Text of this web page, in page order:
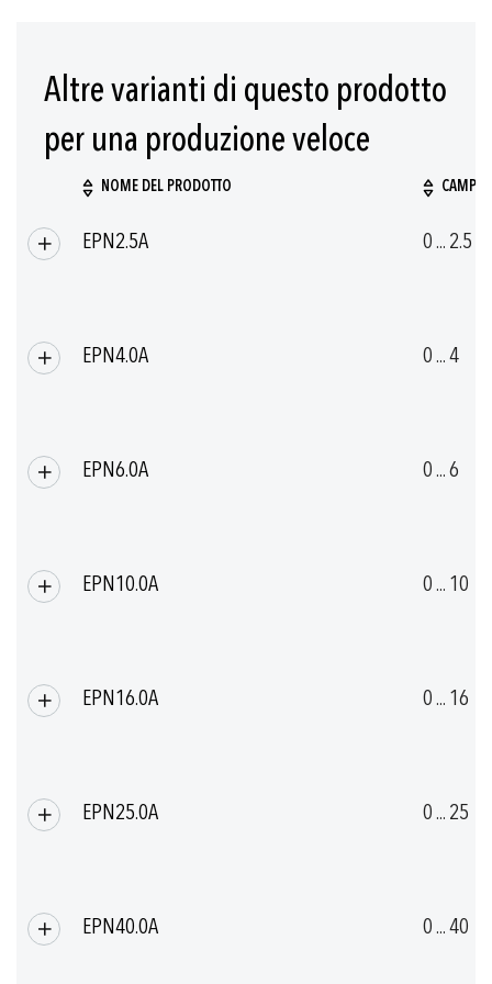
-40°C ... +125°C
Altre varianti di questo prodotto
per una produzione veloce
raggruppati
NOME DEL PRODOTTO CAMPO
EPN2.5A 0 ... 2.5
EPN4.0A 0 ... 4
EPN6.0A 0 ... 6
EPN10.0A 0 ... 10
EPN16.0A 0 ... 16
EPN25.0A 0 ... 25
EPN40.0A 0 ... 40